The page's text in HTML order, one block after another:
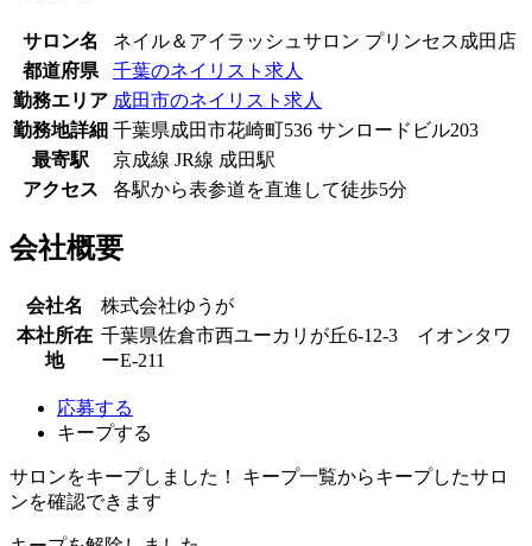
サロン名
ネイル＆アイラッシュサロン プリンセス成田店
都道府県
千葉のネイリスト求人
勤務エリア 成田市のネイリスト求人
勤務地詳細 千葉県成田市花崎町536 サンロードビル203
最寄駅
京成線 JR線 成田駅
アクセス
各駅から表参道を直進して徒歩5分
会社概要
会社名
株式会社ゆうが
本社所在
地
千葉県佐倉市西ユーカリが丘6-12-3 イオンタワ
ーE-211
応募する
キープする
サロンをキープしました！ キープ一覧からキープしたサロ
ンを確認できます